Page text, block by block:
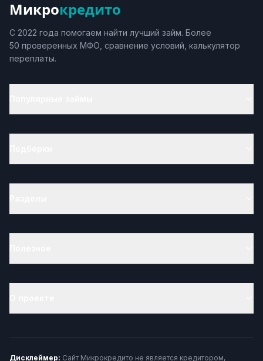
Микрокредито
С 2022 года помогаем найти лучший займ. Более
50 проверенных МФО, сравнение условий, калькулятор
переплаты.
Дисклеймер: Сайт Микрокредито не является кредитором,